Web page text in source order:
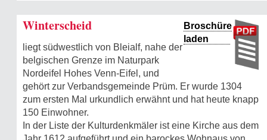
Broschüre
laden
Winterscheid
liegt südwestlich von Bleialf, nahe der
belgischen Grenze im Naturpark
Nordeifel Hohes Venn-Eifel, und
gehört zur Verbandsgemeinde Prüm. Er wurde 1304
zum ersten Mal urkundlich erwähnt und hat heute knapp
150 Einwohner.
In der Liste der Kulturdenkmäler ist eine Kirche aus dem